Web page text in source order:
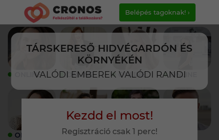
TÁRSKERESŐ HIDVÉGARDÓN ÉS
KÖRNYÉKÉN
VALÓDI EMBEREK VALÓDI RANDI
Belépés tagoknak! ›
ONLINE ONLINE ONLINE ONLINE
ONLINE ONLINE ONLINE
Kezdd el most!
Regisztráció csak 1 perc!